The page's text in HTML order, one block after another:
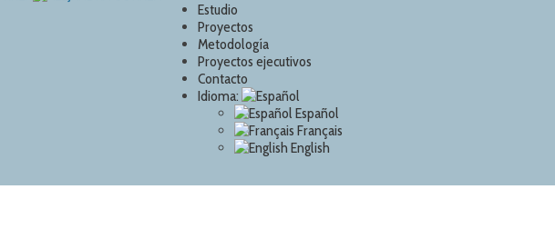
Estudio
Proyectos
Metodología
Proyectos ejecutivos
Contacto
Idioma:
Español
Français
English